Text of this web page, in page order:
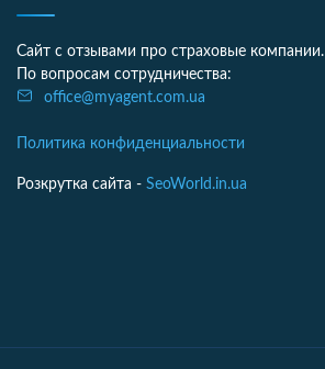
Сайт с отзывами про страховые компании.
По вопросам сотрудничества:
office@myagent.com.ua
Политика конфиденциальности
Розкрутка сайта - SeoWorld.in.ua